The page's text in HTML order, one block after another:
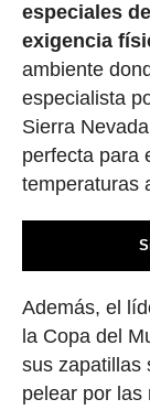
especiales
exigencia
ambiente
especialista
Sierra
perfecta para
temperaturas
Además, el
la Copa del
sus zapatillas
pelear por las